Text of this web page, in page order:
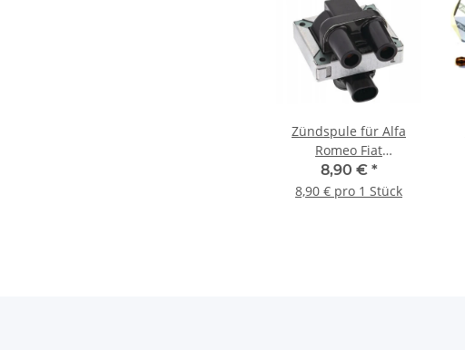
Zündspule für Alfa
Romeo Fiat
Lamborghini Lancia
7672018 76262320
8,90 € *
8,90 € pro 1 Stück